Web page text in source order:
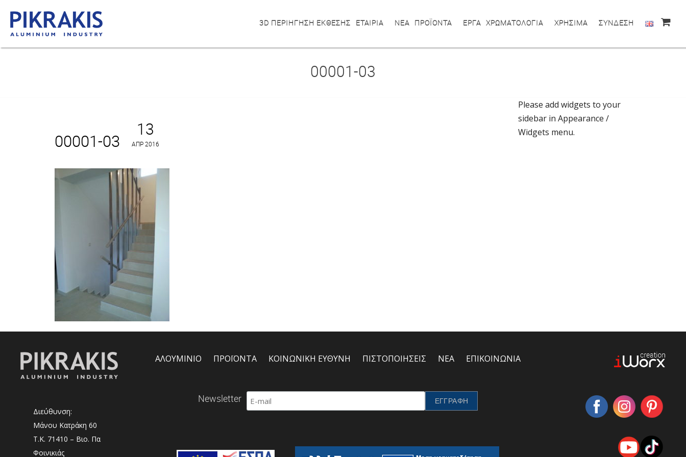
3D ΠΕΡΙΗΓΗΣΗ ΕΚΘΕΣΗΣ ΕΤΑΙΡΙΑ ΝΕΑ ΠΡΟΪΟΝΤΑ ΕΡΓΑ ΧΡΩΜΑΤΟΛΟΓΙΑ ΧΡΗΣΙΜΑ ΣΥΝΔΕΣΗ
00001-03
13
ΑΠΡ 2016
00001-03
Please add widgets to your
sidebar in Appearance /
Widgets menu.
Διεύθυνση:
Μάνου Κατράκη 60
Τ.Κ. 71410 – Βιο. Πα
Φοινικιάς
ΑΛΟΥΜΙΝΙΟ ΠΡΟΪΟΝΤΑ ΚΟΙΝΩΝΙΚΗ ΕΥΘΥΝΗ ΠΙΣΤΟΠΟΙΗΣΕΙΣ ΝΕΑ ΕΠΙΚΟΙΝΩΝΙΑ
Newsletter